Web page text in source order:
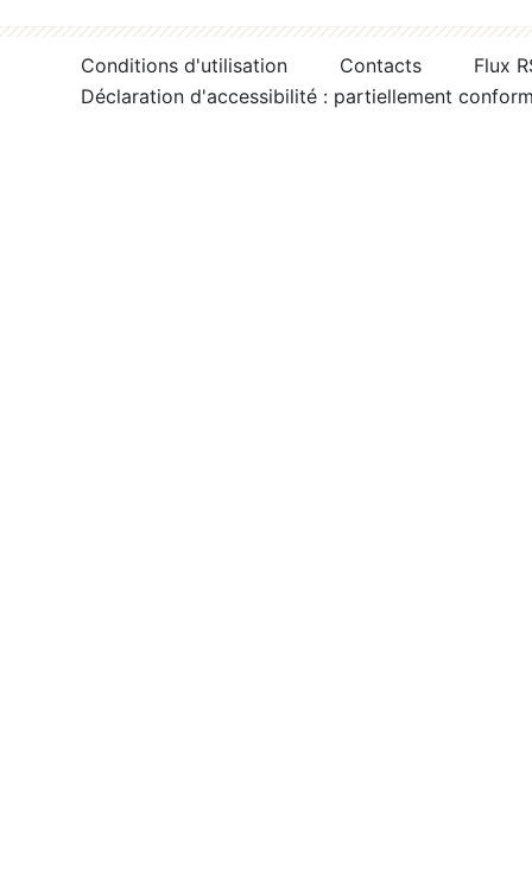
Conditions d'utilisation Contacts
Flux
Déclaration d'accessibilité : partiellement